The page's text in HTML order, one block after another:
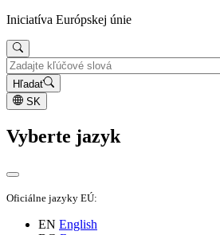
Iniciatíva Európskej únie
Hľadať
SK
Vyberte jazyk
Oficiálne jazyky EÚ:
EN English